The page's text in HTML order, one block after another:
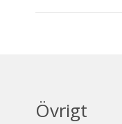
Övrigt